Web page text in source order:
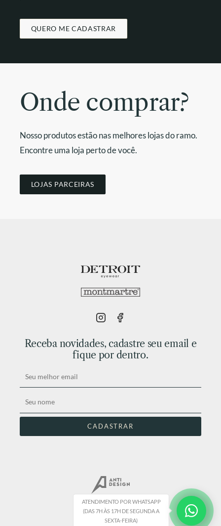
QUERO ME CADASTRAR
Onde comprar?
Nosso produtos estão nas melhores lojas do ramo.
Encontre uma loja perto de você.
LOJAS PARCEIRAS
ATENDIMENTO POR WHATSAPP
(DAS 7H ÀS 17H DE SEGUNDA A
SEXTA-FEIRA)
Receba novidades, cadastre seu email e
fique por dentro.